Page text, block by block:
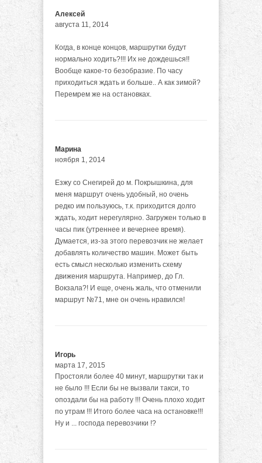
Алексей
августа 11, 2014
Когда, в конце концов, маршрутки будут
нормально ходить?!!! Их не дождешься!!
Вообще какое-то безобразие. По часу
приходиться ждать и больше.. А как зимой?
Перемрем же на остановках.
Марина
ноября 1, 2014
Езжу со Снегирей до м. Покрышкина, для
меня маршрут очень удобный, но очень
редко им пользуюсь, т.к. приходится долго
ждать, ходит нерегулярно. Загружен только в
часы пик (утреннее и вечернее время).
Думается, из-за этого перевозчик не желает
добавлять количество машин. Может быть
есть смысл несколько изменить схему
движения маршрута. Например, до Гл.
Вокзала?! И еще, очень жаль, что отменили
маршрут №71, мне он очень нравился!
Игорь
марта 17, 2015
Простояли более 40 минут, маршрутки так и
не было !!! Если бы не вызвали такси, то
опоздали бы на работу !!! Очень плохо ходит
по утрам !!! Итого более часа на остановке!!!
Ну и ... господа перевозчики !?